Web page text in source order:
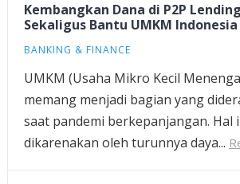
Kembangkan Dana di P2P
Sekaligus Bantu UMKM Indonesia
BANKING & FINANCE
UMKM (Usaha Mikro Kecil
memang menjadi bagian yang
saat pandemi berkepanjangan. Hal
dikarenakan oleh turunnya daya...